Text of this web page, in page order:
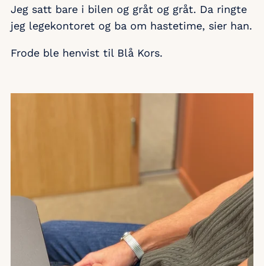
Jeg satt bare i bilen og gråt og gråt. Da ringte
jeg legekontoret og ba om hastetime, sier han.
Frode ble henvist til Blå Kors.